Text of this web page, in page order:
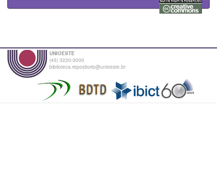
UNIOESTE
(45) 3220-3000
biblioteca.repositorio@unioeste.br